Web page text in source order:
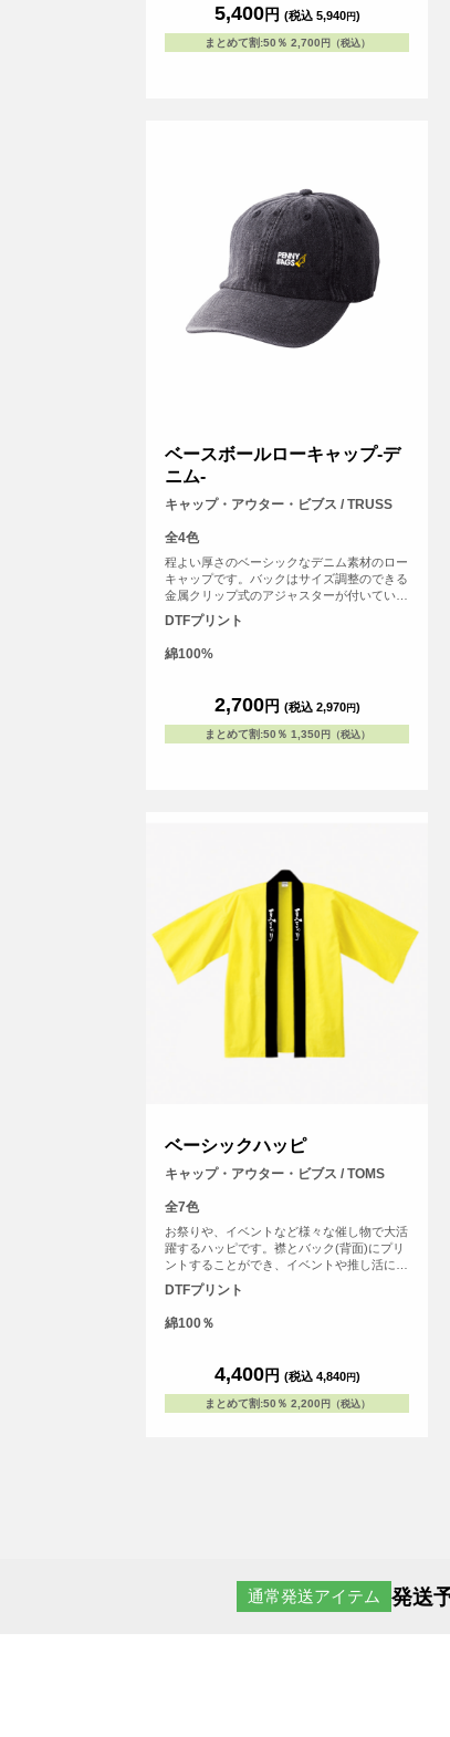
5,400円 (税込 5,940円)
まとめて割:50％ 2,700 円（税込）
ベースボールローキャップ-デ
ニム-
キャップ・アウター・ビブス / TRUSS
全4色
程よい厚さのベーシックなデニム素材のロー
キャップです。バックはサイズ調整のできる
金属クリップ式のアジャスターが付いている
のでサイズ感も幅広くご使用いただけます！
DTFプリント
綿100%
2,700円 (税込 2,970円)
まとめて割:50％ 1,350 円（税込）
ベーシックハッピ
キャップ・アウター・ビブス / TOMS
全7色
お祭りや、イベントなど様々な催し物で大活
躍するハッピです。襟とバック(背面)にプリ
ントすることができ、イベントや推し活にも
オススメです。
DTFプリント
綿100％
4,400円 (税込 4,840円)
まとめて割:50％ 2,200 円（税込）
通常発送アイテム 発送